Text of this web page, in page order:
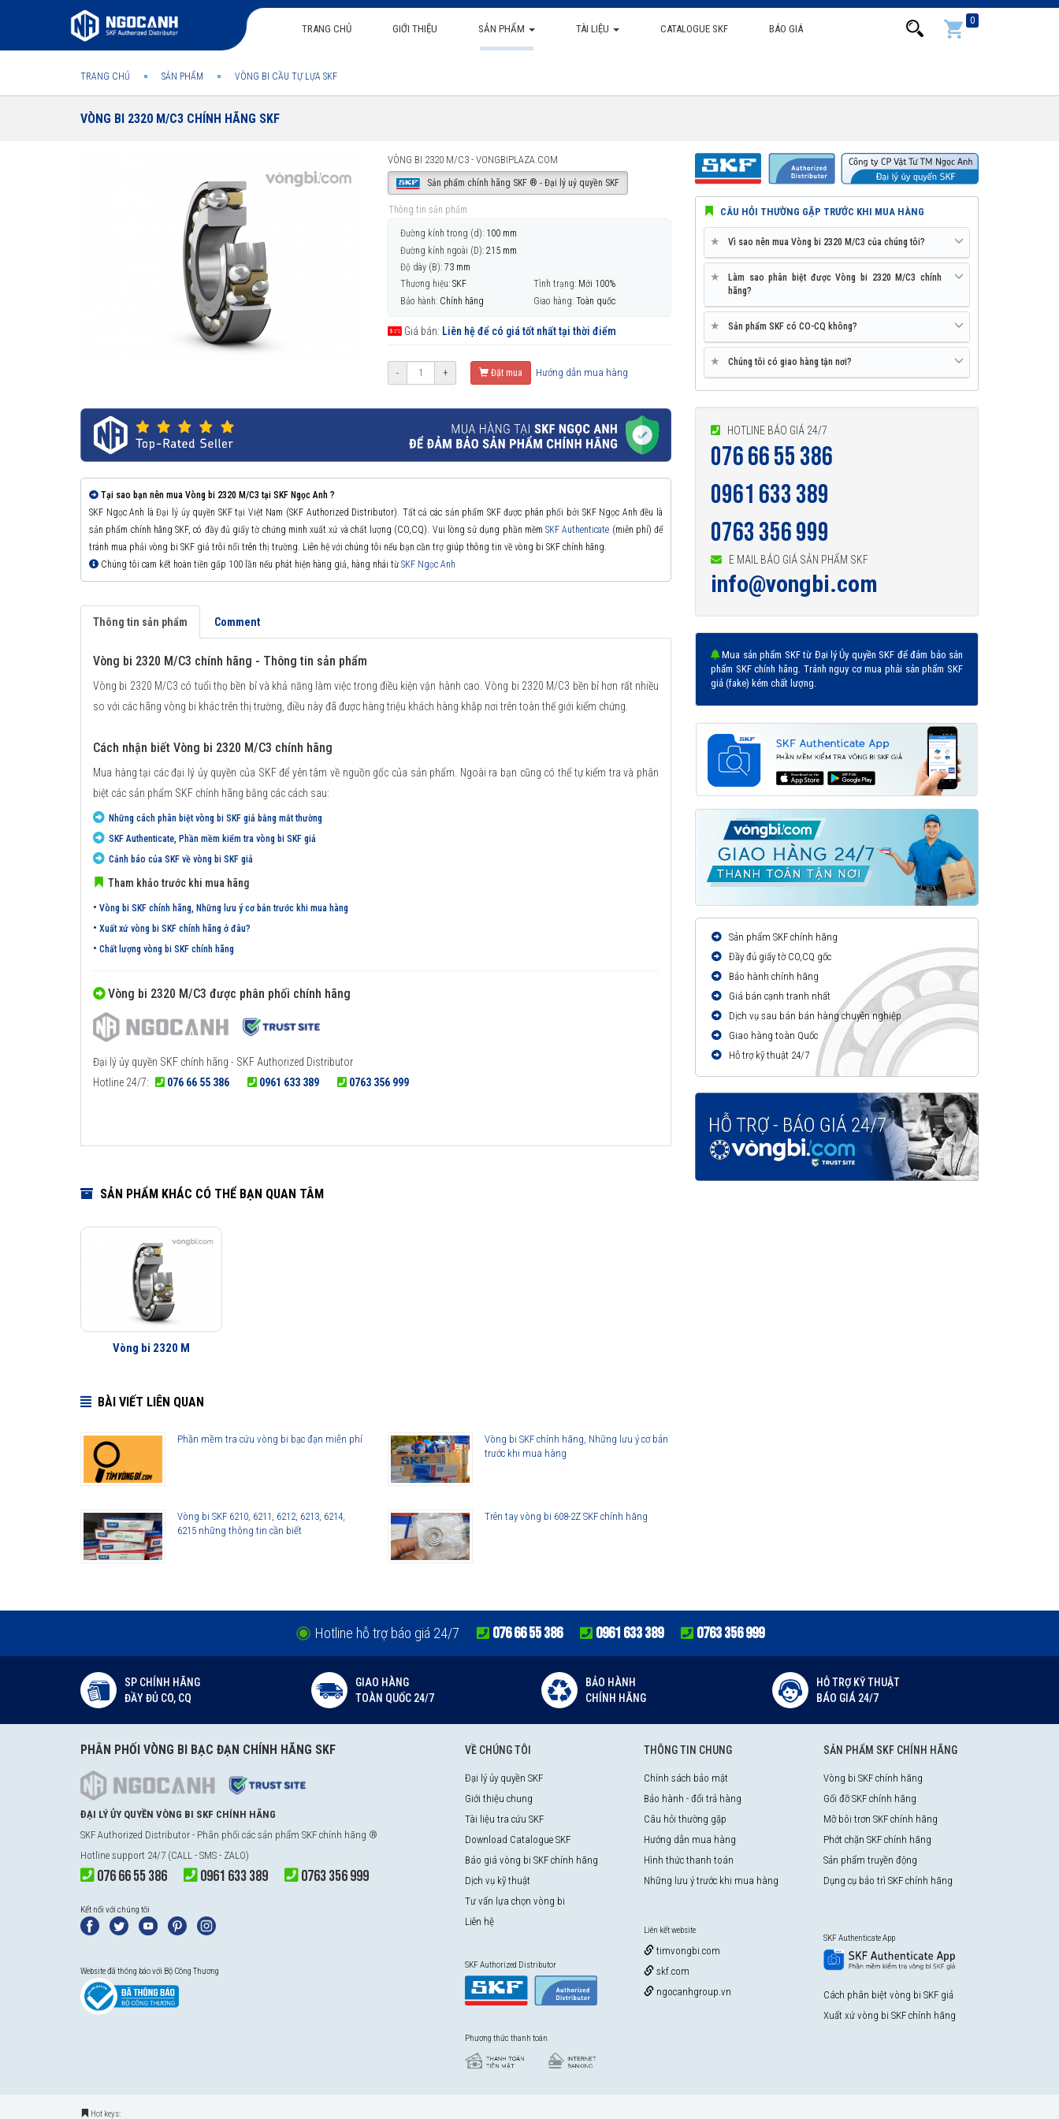
TRANG CHỦ GIỚI THIỆU SẢN PHẨM TÀI LIỆU CATALOGUE SKF BÁO GIÁ
0
TRANG CHỦ SẢN PHẨM VÒNG BI CẦU TỰ LỰA SKF
VÒNG BI 2320 M/C3 CHÍNH HÃNG SKF
VÒNG BI 2320 M/C3 - VONGBIPLAZA.COM
Sản phẩm chính hãng SKF ® - Đại lý uỷ quyền SKF
Thông tin sản phẩm
Đường kính trong (d): 100 mm
Đường kính ngoài (D): 215 mm
Độ dày (B): 73 mm
Thương hiệu: SKF Tình trạng: Mới 100%
Bảo hành: Chính hãng Giao hàng: Toàn quốc
Giá bán: Liên hệ để có giá tốt nhất tại thời điểm
- + Đặt mua Hướng dẫn mua hàng
Tại sao bạn nên mua Vòng bi 2320 M/C3 tại SKF Ngọc Anh ?
SKF Ngọc Anh là Đại lý ủy quyền SKF tại Việt Nam (SKF Authorized Distributor). Tất cả các sản phẩm SKF được phân phối bởi SKF Ngọc Anh đều là
sản phẩm chính hãng SKF, có đầy đủ giấy tờ chứng minh xuất xứ và chất lượng (CO,CQ). Vui lòng sử dụng phần mềm SKF Authenticate (miễn phí) để
tránh mua phải vòng bi SKF giả trôi nổi trên thị trường. Liên hệ với chúng tôi nếu bạn cần trợ giúp thông tin về vòng bi SKF chính hãng.
Chúng tôi cam kết hoàn tiền gấp 100 lần nếu phát hiện hàng giả, hàng nhái từSKF Ngọc Anh
Thông tin sản phẩm Comment
Vòng bi 2320 M/C3 chính hãng - Thông tin sản phẩm
Vòng bi 2320 M/C3 có tuổi thọ bền bỉ và khả năng làm việc trong điều kiện vận hành cao. Vòng bi 2320 M/C3 bền bỉ hơn rất nhiều
so với các hãng vòng bi khác trên thị trường, điều này đã được hàng triệu khách hàng khắp nơi trên toàn thế giới kiểm chứng.
Cách nhận biết Vòng bi 2320 M/C3 chính hãng
Mua hàng tại các đại lý ủy quyền của SKF để yên tâm về nguồn gốc của sản phẩm. Ngoài ra bạn cũng có thể tự kiểm tra và phân
biệt các sản phẩm SKF chính hãng bằng các cách sau:
Những cách phân biệt vòng bi SKF giả bằng mắt thường
SKF Authenticate, Phần mềm kiểm tra vòng bi SKF giả
Cảnh báo của SKF về vòng bi SKF giả
Tham khảo trước khi mua hãng
• Vòng bi SKF chính hãng, Những lưu ý cơ bản trước khi mua hàng
• Xuất xứ vòng bi SKF chính hãng ở đâu?
• Chất lượng vòng bi SKF chính hãng
Vòng bi 2320 M/C3 được phân phối chính hãng
Đại lý ủy quyền SKF chính hãng - SKF Authorized Distributor
Hotline 24/7:
076 66 55 386 0961 633 389 0763 356 999
SẢN PHẨM KHÁC CÓ THỂ BẠN QUAN TÂM
Vòng bi 2320 M
BÀI VIẾT LIÊN QUAN
Phần mềm tra cứu vòng bi bạc đạn miễn phí
Vòng bi SKF chính hãng, Những lưu ý cơ bản
trước khi mua hàng
Vòng bi SKF 6210, 6211, 6212, 6213, 6214,
6215 những thông tin cần biết
Trên tay vòng bi 608-2Z SKF chính hãng
CÂU HỎI THƯỜNG GẶP TRƯỚC KHI MUA HÀNG
★ Vì sao nên mua Vòng bi 2320 M/C3 của chúng tôi?
★
Làm sao phân biệt được Vòng bi 2320 M/C3 chính
hãng?
★ Sản phẩm SKF có CO-CQ không?
★ Chúng tôi có giao hàng tận nơi?
HOTLINE BÁO GIÁ 24/7
076 66 55 386
0961 633 389
0763 356 999
E MAIL BÁO GIÁ SẢN PHẨM SKF
info@vongbi.com
Mua sản phẩm SKF từ Đại lý Ủy quyền SKF để đảm bảo sản
phẩm SKF chính hãng. Tránh nguy cơ mua phải sản phẩm SKF
giả (fake) kém chất lượng.
Sản phẩm SKF chính hãng
Đầy đủ giấy tờ CO,CQ gốc
Bảo hành chính hãng
Giá bán cạnh tranh nhất
Dịch vụ sau bán bán hàng chuyên nghiệp
Giao hàng toàn Quốc
Hỗ trợ kỹ thuật 24/7
Hotline hỗ trợ báo giá 24/7 076 66 55 386 0961 633 389 0763 356 999
SP CHÍNH HÃNG
ĐẦY ĐỦ CO, CQ
GIAO HÀNG
TOÀN QUỐC 24/7
BẢO HÀNH
CHÍNH HÃNG
HỖ TRỢ KỸ THUẬT
BÁO GIÁ 24/7
PHÂN PHỐI VÒNG BI BẠC ĐẠN CHÍNH HÃNG SKF
ĐẠI LÝ ỦY QUYỀN VÒNG BI SKF CHÍNH HÃNG
SKF Authorized Distributor - Phân phối các sản phẩm SKF chính hãng ®
Hotline support 24/7 (CALL - SMS - ZALO)
076 66 55 386 0961 633 389 0763 356 999
Kết nối với chúng tôi
Website đã thông báo với Bộ Công Thương
VỀ CHÚNG TÔI
Đại lý ủy quyền SKF
Giới thiệu chung
Tài liệu tra cứu SKF
Download Catalogue SKF
Báo giá vòng bi SKF chính hãng
Dịch vụ kỹ thuật
Tư vấn lựa chọn vòng bi
Liên hệ
SKF Authorized Distributor
Phương thức thanh toán
THÔNG TIN CHUNG
Chính sách bảo mật
Bảo hành - đổi trả hàng
Câu hỏi thường gặp
Hướng dẫn mua hàng
Hình thức thanh toán
Những lưu ý trước khi mua hàng
Liên kết website
timvongbi.com
skf.com
ngocanhgroup.vn
SẢN PHẨM SKF CHÍNH HÃNG
Vòng bi SKF chính hãng
Gối đỡ SKF chính hãng
Mỡ bôi trơn SKF chính hãng
Phớt chặn SKF chính hãng
Sản phẩm truyền động
Dụng cụ bảo trì SKF chính hãng
SKF Authenticate App
Cách phân biệt vòng bi SKF giả
Xuất xứ vòng bi SKF chính hãng
Hot keys: